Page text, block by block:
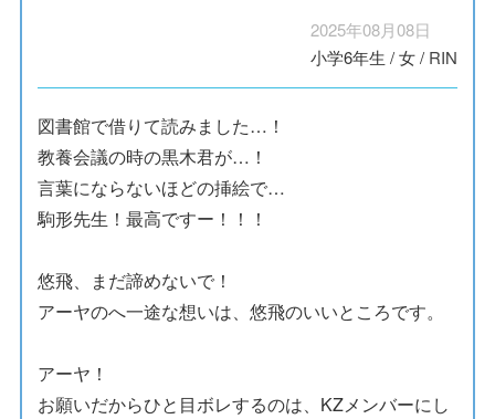
2025年08月08日
小学6年生 /女/ RIN
図書館で借りて読みました…！
教養会議の時の黒木君が…！
言葉にならないほどの挿絵で…
駒形先生！最高ですー！！！
悠飛、まだ諦めないで！
アーヤのへ一途な想いは、悠飛のいいところです。
アーヤ！
お願いだからひと目ボレするのは、KZメンバーにし